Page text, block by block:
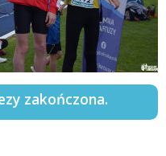
zakończona.